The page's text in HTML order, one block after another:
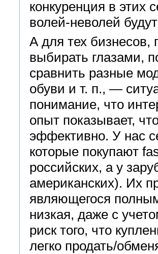
конкуренция в этих
волей-неволей
А для тех бизнесов,
выбирать глазами,
сравнить разные
обуви и т. п., —
понимание, что
опыт показывает,
эффективно. У нас
которые покупают
российских, а у
американских). Их
являющегося
низкая, даже с
риск того, что
легко продать/